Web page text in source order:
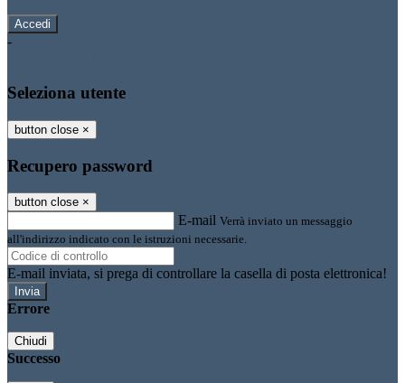
-
Seleziona utente
button close ×
Recupero password
button close ×
E-mail Verrà inviato un messaggio
all'indirizzo indicato con le istruzioni necessarie.
E-mail inviata, si prega di controllare la casella di posta elettronica!
Errore
Chiudi
Successo